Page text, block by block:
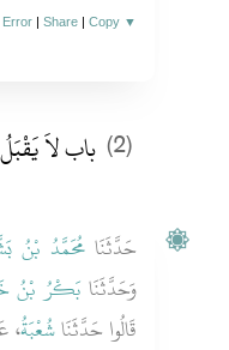
Error |Share |Copy ▼
(2) باب لاَ
حَدَّثَنَا مُحَمَّدُ بْنُ
وَحَدَّثَنَا بَكْرُ بْنُ
قَالُوا حَدَّثَنَاشُعْبَةُ،